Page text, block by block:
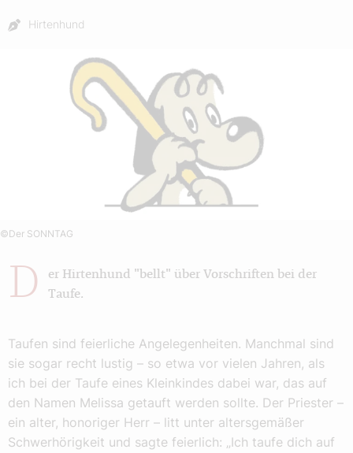
Autor:
Hirtenhund
©Der SONNTAG
D
er Hirtenhund "bellt" über Vorschriften bei der
Taufe.
Taufen sind feierliche Angelegenheiten. Manchmal sind
sie sogar recht lustig – so etwa vor vielen Jahren, als
ich bei der Taufe eines Kleinkindes dabei war, das auf
den Namen Melissa getauft werden sollte. Der Priester –
ein alter, honoriger Herr – litt unter altersgemäßer
Schwerhörigkeit und sagte feierlich: „Ich taufe dich auf